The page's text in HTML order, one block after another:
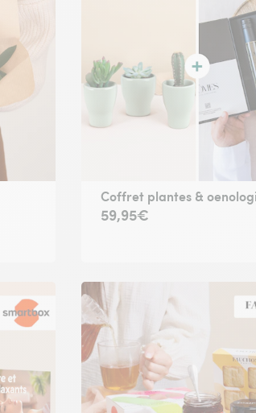
Coffret plantes &
59,95€